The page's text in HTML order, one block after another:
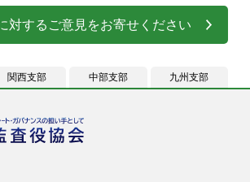
対するご意見をお寄せください
関西支部 中部支部 九州支部